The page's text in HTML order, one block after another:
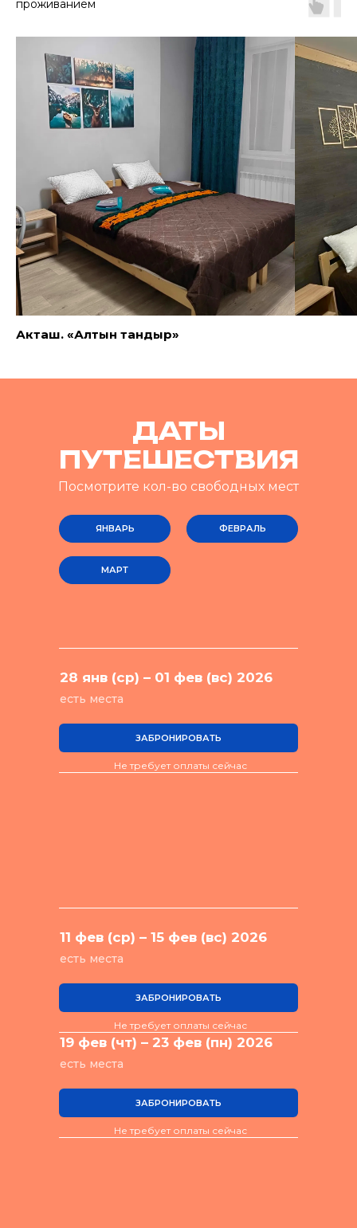
проживанием
Акташ. «Алтын тандыр»
ДАТЫ
ПУТЕШЕСТВИЯ
Посмотрите кол-во свободных мест
ФЕВРАЛЬ
ЯНВАРЬ
МАРТ
Не требует оплаты сейчас
есть места
ЗАБРОНИРОВАТЬ
28 янв (ср) – 01 фев (вс) 2026
Не требует оплаты сейчас
есть места
ЗАБРОНИРОВАТЬ
11 фев (ср) – 15 фев (вс) 2026
Не требует оплаты сейчас
есть места
ЗАБРОНИРОВАТЬ
19 фев (чт) – 23 фев (пн) 2026